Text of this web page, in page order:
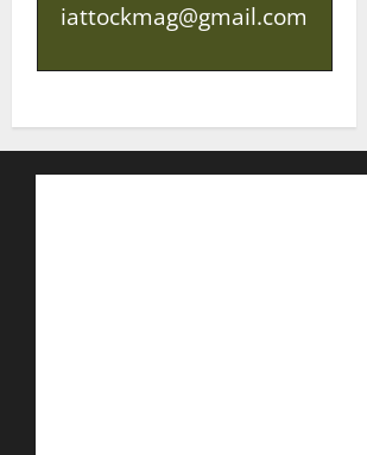
iattockmag@gmail.com